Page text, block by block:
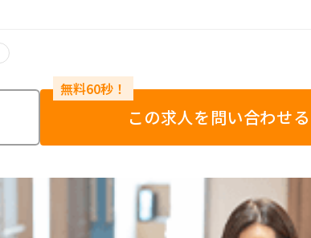
この求人を問い合わせる